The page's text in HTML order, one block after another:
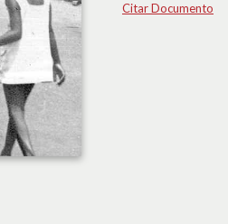
Citar Documento